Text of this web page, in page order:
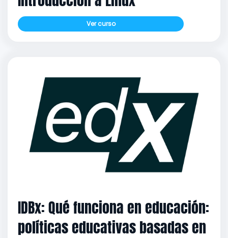
Ver curso
IDBx: Qué funciona en educación:
políticas educativas basadas en